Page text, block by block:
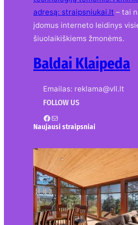
adresą: straipsniukai.lt – tai
įdomus interneto leidinys
šiuolaikiškiems žmonėms.
Baldai Klaipeda
Emailas: reklama@vll.lt
FOLLOW US
Facebook Mail
Naujausi straipsniai
Kur nusipirkti
žaliuzes
2026-08-01